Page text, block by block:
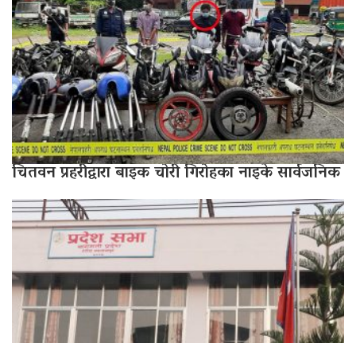
चितवन प्रहरीद्वारा बाइक चोरी गिरोहका नाइके सार्वजनिक